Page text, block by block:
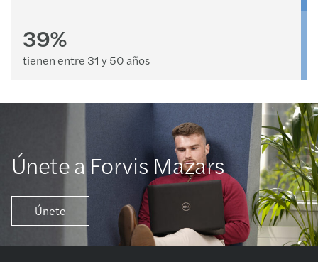
39%
tienen entre 31 y 50 años
Únete a Forvis Mazars
Únete